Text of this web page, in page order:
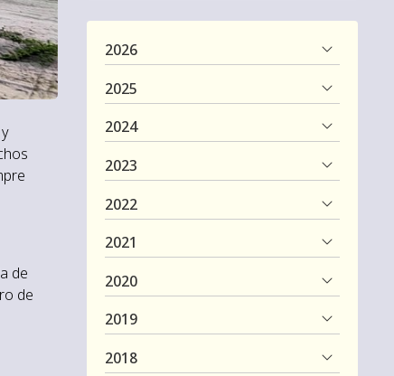
y
de
de
2026
2025
2024
2023
2022
2021
2020
2019
2018